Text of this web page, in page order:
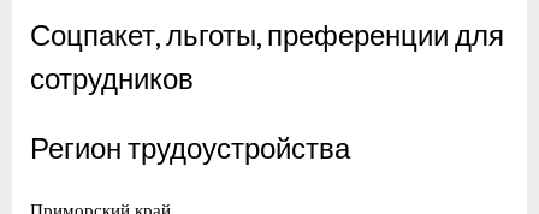
Соцпакет, льготы, преференции для
сотрудников
Регион трудоустройства